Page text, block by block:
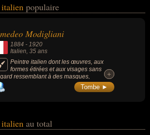
sexe masculin) peuvent avoir des liens
également avoir été peintre ou sculpteur.
italien populaire
Modigliani
1884 - 1920
Italien, 35 ans
Peintre italien dont les œuvres, aux
formes étirées et aux visages sans
ressemblant à des masques,
emblématiques de l'art moderne
cette époque : « Nu couché » (1917),
+
+
Tombe ►
au total